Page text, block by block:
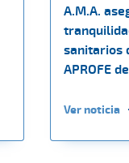
A.M.A.
sanitarios
APROFE
Ver noticia